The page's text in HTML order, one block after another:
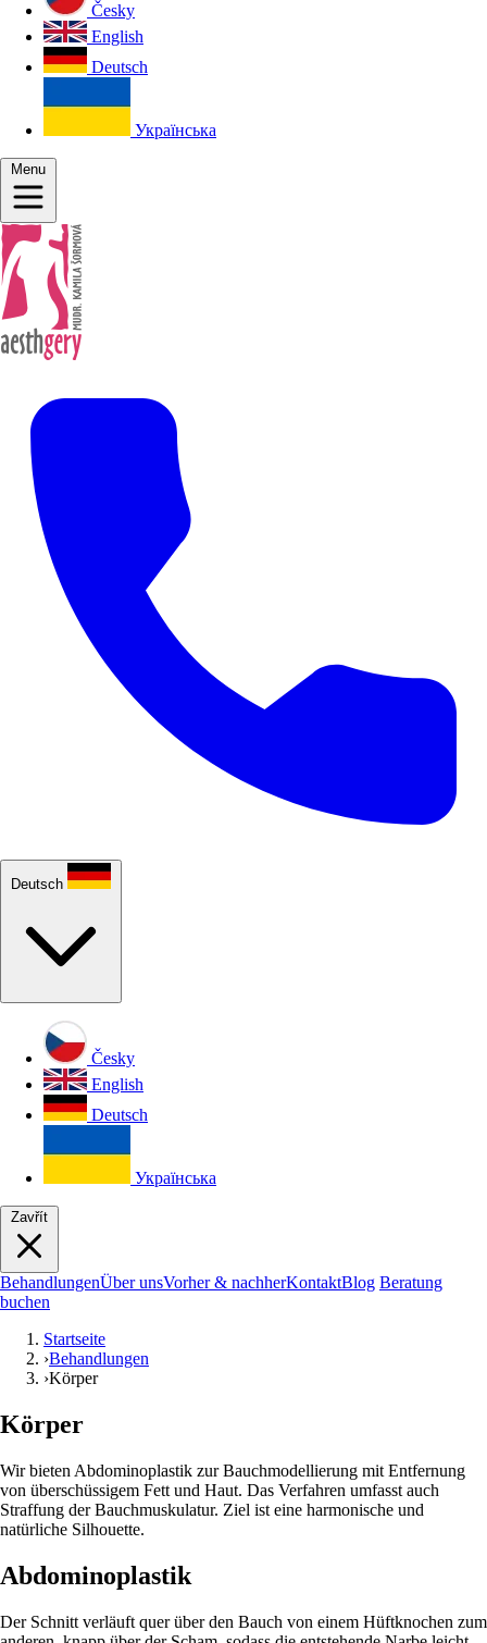
Česky
English
Deutsch
Українська
Menu
Deutsch
Česky
English
Deutsch
Українська
Zavřít
BehandlungenÜber unsVorher & nachherKontaktBlog Beratung
buchen
Startseite
›Behandlungen
›Körper
Körper
Wir bieten Abdominoplastik zur Bauchmodellierung mit Entfernung
von überschüssigem Fett und Haut. Das Verfahren umfasst auch
Straffung der Bauchmuskulatur. Ziel ist eine harmonische und
natürliche Silhouette.
Abdominoplastik
Der Schnitt verläuft quer über den Bauch von einem Hüftknochen zum